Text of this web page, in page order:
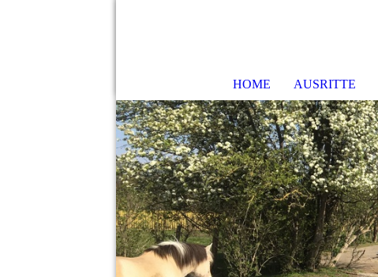
HOME AUSRITTE